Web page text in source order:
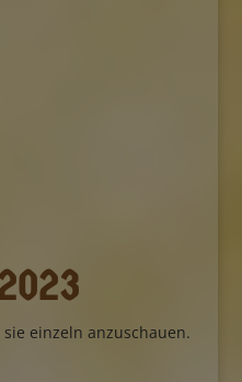
einzeln anzuschauen.